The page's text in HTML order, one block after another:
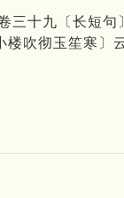
三十九〔长短句
吹彻玉笙寒〕